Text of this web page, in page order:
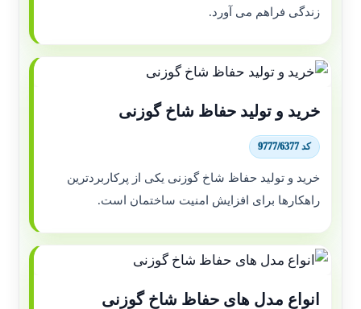
زندگی فراهم می آورد.
خرید و تولید حفاظ شاخ گوزنی
کد 9777/6377
خرید و تولید حفاظ شاخ گوزنی یکی از پرکاربردترین
راهکارها برای افزایش امنیت ساختمان است.
انواع مدل های حفاظ شاخ گوزنی